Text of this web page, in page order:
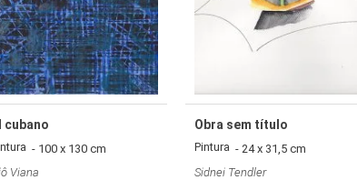
cubano
- 100 x 130 cm
Viana
Obra sem título
Pintura - 24 x 31,5 cm
Sidnei Tendler